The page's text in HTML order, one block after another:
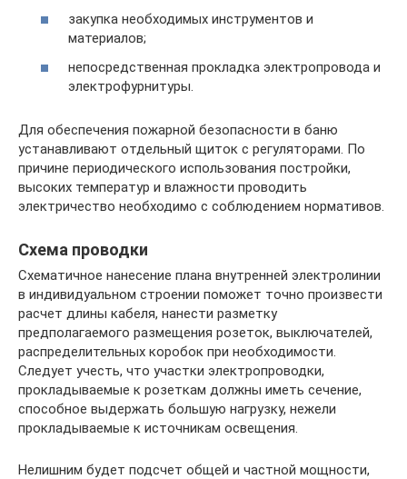
закупка необходимых инструментов и
материалов;
непосредственная прокладка электропровода и
электрофурнитуры.
Для обеспечения пожарной безопасности в баню
устанавливают отдельный щиток с регуляторами. По
причине периодического использования постройки,
высоких температур и влажности проводить
электричество необходимо с соблюдением нормативов.
Схема проводки
Схематичное нанесение плана внутренней электролинии
в индивидуальном строении поможет точно произвести
расчет длины кабеля, нанести разметку
предполагаемого размещения розеток, выключателей,
распределительных коробок при необходимости.
Следует учесть, что участки электропроводки,
прокладываемые к розеткам должны иметь сечение,
способное выдержать большую нагрузку, нежели
прокладываемые к источникам освещения.
Нелишним будет подсчет общей и частной мощности,